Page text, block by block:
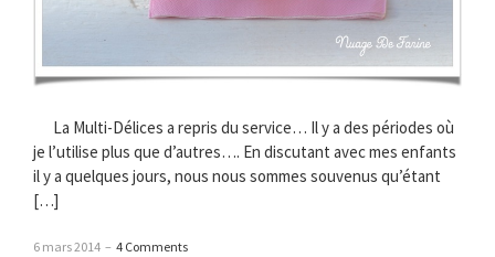
La Multi-Délices a repris du service… Il y a des périodes où
je l’utilise plus que d’autres…. En discutant avec mes enfants
il y a quelques jours, nous nous sommes souvenus qu’étant
[…]
6 mars 2014 – 4 Comments